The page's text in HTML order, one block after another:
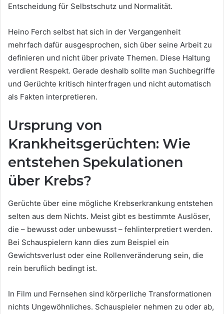
Entscheidung für Selbstschutz und Normalität.
Heino Ferch selbst hat sich in der Vergangenheit
mehrfach dafür ausgesprochen, sich über seine Arbeit zu
definieren und nicht über private Themen. Diese Haltung
verdient Respekt. Gerade deshalb sollte man Suchbegriffe
und Gerüchte kritisch hinterfragen und nicht automatisch
als Fakten interpretieren.
Ursprung von
Krankheitsgerüchten: Wie
entstehen Spekulationen
über Krebs?
Gerüchte über eine mögliche Krebserkrankung entstehen
selten aus dem Nichts. Meist gibt es bestimmte Auslöser,
die – bewusst oder unbewusst – fehlinterpretiert werden.
Bei Schauspielern kann dies zum Beispiel ein
Gewichtsverlust oder eine Rollenveränderung sein, die
rein beruflich bedingt ist.
In Film und Fernsehen sind körperliche Transformationen
nichts Ungewöhnliches. Schauspieler nehmen zu oder ab,